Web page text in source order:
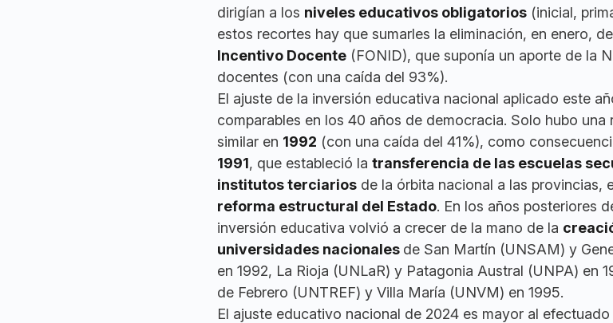
dirigían a los niveles educativos obligatorios (inicial,
estos recortes hay que sumarles la eliminación, en enero,
Incentivo Docente (FONID), que suponía un aporte de la
docentes (con una caída del 93%).
El ajuste de la inversión educativa nacional aplicado este
comparables en los 40 años de democracia. Solo hubo una
similar en 1992 (con una caída del 41%), como
1991, que estableció la transferencia de las escuelas
institutos terciarios de la órbita nacional a las provincias,
reforma estructural del Estado. En los años posteriores
inversión educativa volvió a crecer de la mano de la
universidades nacionales de San Martín (UNSAM) y
en 1992, La Rioja (UNLaR) y Patagonia Austral (UNPA) en
de Febrero (UNTREF) y Villa María (UNVM) en 1995.
El ajuste educativo nacional de 2024 es mayor al